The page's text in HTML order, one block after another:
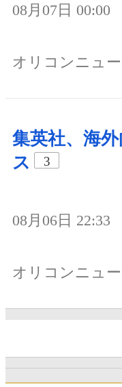
08月07日 00:00
オリコンニュ
集英社、海
ス
3
08月06日 22:33
オリコンニュ